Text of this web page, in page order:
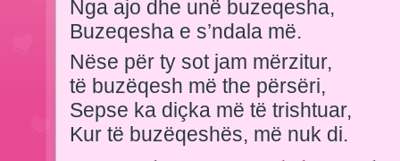
Nga ajo dhe unë buzeqesha,
Buzeqesha e s’ndala më.
Nëse për ty sot jam mërzitur,
të buzëqesh më the përsëri,
Sepse ka diçka më të trishtuar,
Kur të buzëqeshës, më nuk di.